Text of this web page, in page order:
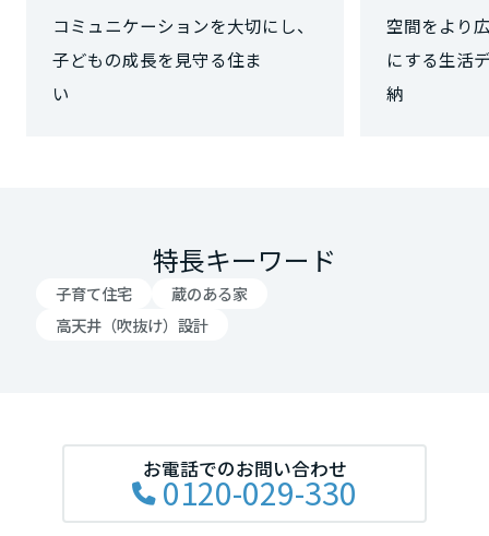
コミュニケーションを大切にし、
子どもの成長を見守る住ま
い
空間をより
にする生活
特長キーワード
子育て住宅
蔵のある家
高天井（吹抜け）設計
お電話でのお問い合わせ
0120-029-330
兵庫県
中国・四国エリア
岡山県
広島県